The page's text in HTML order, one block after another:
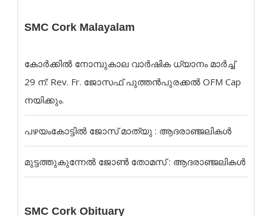
SMC Cork Malayalam
കോർക്കിൽ നോമ്പുകാല വാർഷിക ധ്യാനം മാർച്ച്
29 ന്: Rev. Fr. ജോസഫ് പുത്തൻപുരക്കൽ OFM Cap
നയിക്കും.
പഴയംകോട്ടിൽ ജോസ് മാത്യു : ആദരാഞ്ജലികൾ
മുട്ടത്തുകുന്നേൽ ജോൺ തോമസ് : ആദരാഞ്ജലികൾ
SMC Cork Obituary